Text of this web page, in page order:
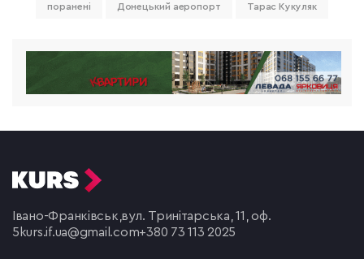
поранені Донецький аеропорт Тарас Кукуляк
Івано-Франківськ,вул. Тринітарська, 11, оф.
5 kurs.if.ua@gmail.com+380 73 113 2025